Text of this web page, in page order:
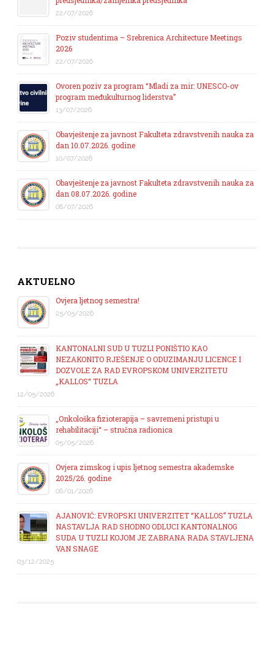
22/07/2026
Poziv studentima – Srebrenica Architecture Meetings
2026
22/07/2026
Ovoren poziv za program “Mladi za mir: UNESCO-ov
program međukulturnog liderstva”
13/07/2026
Obavještenje za javnost Fakulteta zdravstvenih nauka za
dan 10.07.2026. godine
10/07/2026
Obavještenje za javnost Fakulteta zdravstvenih nauka za
dan 08.07.2026. godine
08/07/2026
AKTUELNO
Ovjera ljetnog semestra!
25/05/2026
KANTONALNI SUD U TUZLI PONIŠTIO KAO
NEZAKONITO RJEŠENJE O ODUZIMANJU LICENCE I
DOZVOLE ZA RAD EVROPSKOM UNIVERZITETU
„KALLOS“ TUZLA
12/05/2026
„Onkološka fizioterapija – savremeni pristupi u
rehabilitaciji“ – stručna radionica
05/05/2026
Ovjera zimskog i upis ljetnog semestra akademske
2025/26. godine
06/01/2026
AJANOVIĆ: EVROPSKI UNIVERZITET “KALLOS” TUZLA
NASTAVLJA RAD SHODNO ODLUCI KANTONALNOG
SUDA U TUZLI KOJOM JE ZABRANA RADA STAVLJENA
VAN SNAGE
03/12/2025